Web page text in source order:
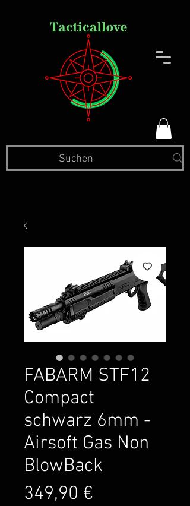
FABARM STF12
Compact
schwarz 6mm -
Airsoft Gas Non
BlowBack
349,90 €